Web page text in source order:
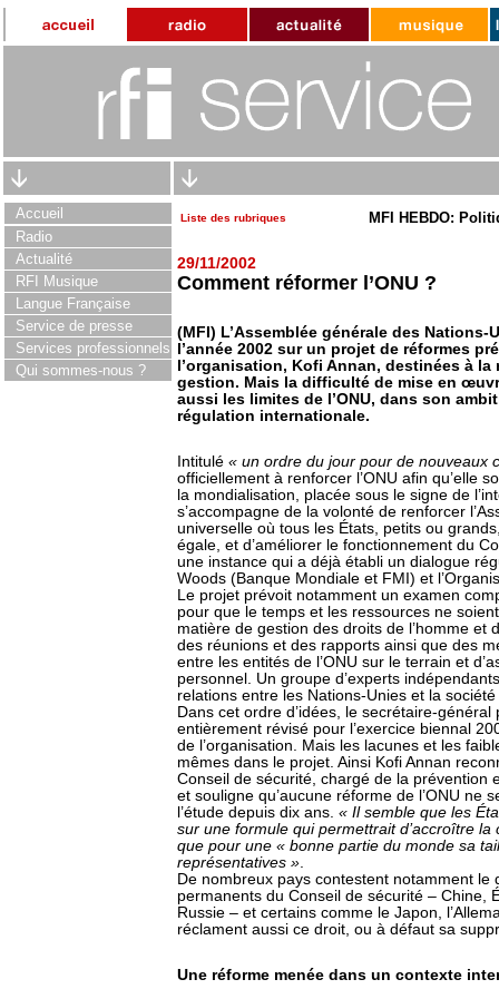
Accueil
Radio
Actualité
RFI Musique
Langue Française
Service de presse
Services professionnels
Qui sommes-nous ?
Liste des rubriques MFI HEBDO:
29/11/2002
Comment réformer l’ONU ?
(MFI) L’Assemblée générale des
l’année 2002 sur un projet de réformes
l’organisation, Kofi Annan, destinées à
gestion. Mais la difficulté de mise en
aussi les limites de l’ONU, dans son
régulation internationale.
Intitulé « un ordre du jour pour de nouveaux
officiellement à renforcer l’ONU afin qu’elle
la mondialisation, placée sous le signe de
s’accompagne de la volonté de renforcer
universelle où tous les États, petits ou
égale, et d’améliorer le fonctionnement du
une instance qui a déjà établi un dialogue
Woods (Banque Mondiale et FMI) et
Le projet prévoit notamment un examen
pour que le temps et les ressources ne
matière de gestion des droits de l’homme et
des réunions et des rapports ainsi que des
entre les entités de l’ONU sur le terrain et
personnel. Un groupe d’experts
relations entre les Nations-Unies et la société
Dans cet ordre d’idées, le secrétaire-
entièrement révisé pour l’exercice biennal
de l’organisation. Mais les lacunes et les
mêmes dans le projet. Ainsi Kofi Annan
Conseil de sécurité, chargé de la prévention
et souligne qu’aucune réforme de l’ONU ne
l’étude depuis dix ans. « Il semble que les
sur une formule qui permettrait d’accroître
que pour une « bonne partie du monde sa
représentatives ».
De nombreux pays contestent notamment
permanents du Conseil de sécurité – Chine,
Russie – et certains comme le Japon,
réclament aussi ce droit, ou à défaut sa
Une réforme menée dans un contexte